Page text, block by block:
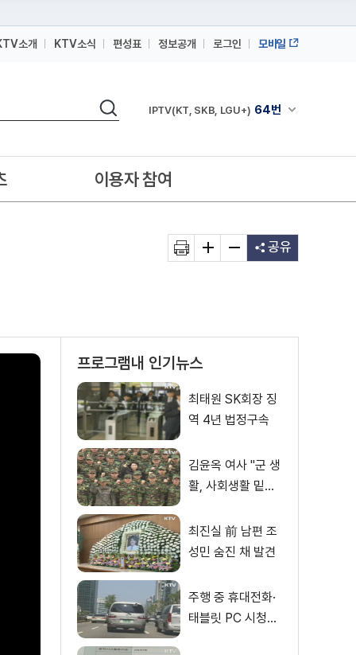
소개 KTV소식 편성표 정보공개 로그인 모바일
검색 채널안내 펼쳐
IPTV(KT, SKB, LGU+) 64번
IPTV(KT, SKB, LGU+)
이용자 참여
공유
프로그램내 인기뉴스
최태원 SK회장 징
역 4년 법정구속
김윤옥 여사 "군 생
활, 사회생활 밑거
최진실 前 남편 조
성민 숨진 채 발견
주행 중 휴대전화·
태블릿 PC 시청도